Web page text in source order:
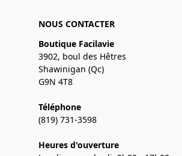
NOUS CONTACTER
Boutique Facilavie
3902, boul des Hêtres
Shawinigan (Qc)
G9N 4T8
Téléphone
(819) 731-3598
Heures d'ouverture